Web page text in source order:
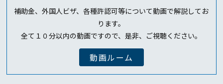
補助金、外国人ビザ、各種許認可等について動画で解説してお
ります。
全て１０分以内の動画ですので、是非、ご視聴ください。
動画ルーム